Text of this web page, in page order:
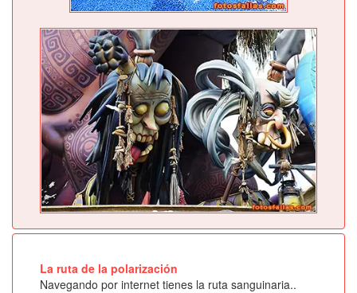
La ruta de la polarización
Navegando por internet tienes la ruta sanguinaria..